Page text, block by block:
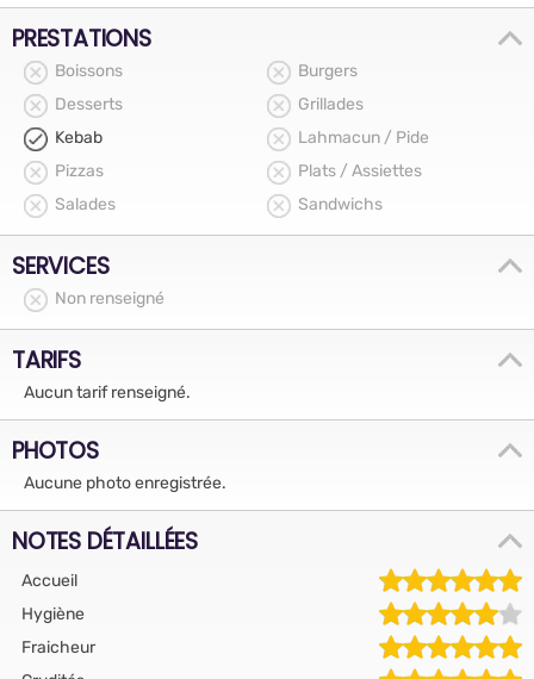
PRESTATIONS
Boissons
Burgers
Desserts
Grillades
Kebab
Lahmacun / Pide
Pizzas
Plats / Assiettes
Salades
Sandwichs
SERVICES
Non renseigné
TARIFS
Aucun tarif renseigné.
PHOTOS
Aucune photo enregistrée.
NOTES DÉTAILLÉES
Accueil
Hygiène
Fraicheur